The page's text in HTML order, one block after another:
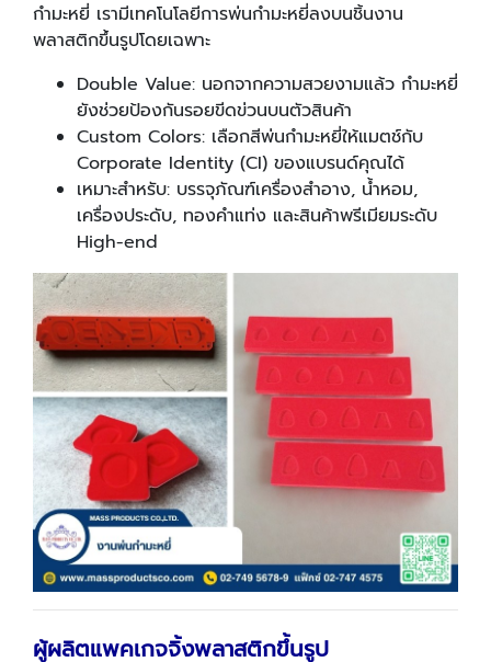
กำมะหยี่ เรามีเทคโนโลยีการพ่นกำมะหยี่ลงบนชิ้นงาน
พลาสติกขึ้นรูปโดยเฉพาะ
Double Value: นอกจากความสวยงามแล้ว กำมะหยี่
ยังช่วยป้องกันรอยขีดข่วนบนตัวสินค้า
Custom Colors: เลือกสีพ่นกำมะหยี่ให้แมตช์กับ
Corporate Identity (CI) ของแบรนด์คุณได้
เหมาะสำหรับ: บรรจุภัณฑ์เครื่องสำอาง, น้ำหอม,
เครื่องประดับ, ทองคำแท่ง และสินค้าพรีเมียมระดับ
High-end
ผู้ผลิตแพคเกจจิ้งพลาสติกขึ้นรูป